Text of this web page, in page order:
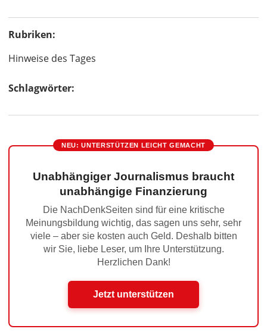
Rubriken:
Hinweise des Tages
Schlagwörter:
NEU: UNTERSTÜTZEN LEICHT GEMACHT
Unabhängiger Journalismus braucht
unabhängige Finanzierung
Die NachDenkSeiten sind für eine kritische
Meinungsbildung wichtig, das sagen uns sehr, sehr
viele – aber sie kosten auch Geld. Deshalb bitten
wir Sie, liebe Leser, um Ihre Unterstützung.
Herzlichen Dank!
Jetzt unterstützen